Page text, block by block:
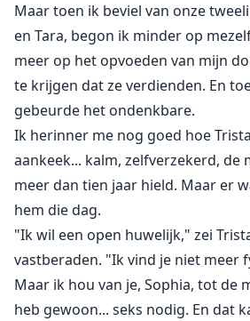
Maar toen ik beviel van onze
en Tara, begon ik minder op
meer op het opvoeden van mijn
te krijgen dat ze verdienden. En
gebeurde het ondenkbare.
Ik herinner me nog goed hoe
aankeek... kalm, zelfverzekerd, de
meer dan tien jaar hield. Maar er
hem die dag.
"Ik wil een open huwelijk," zei
vastberaden. "Ik vind je niet meer
Maar ik hou van je, Sophia, tot de
heb gewoon... seks nodig. En dat